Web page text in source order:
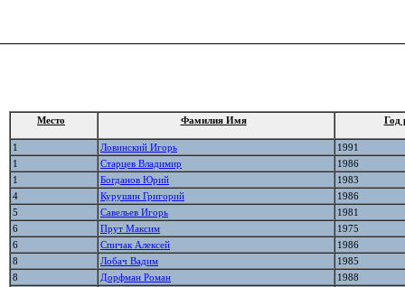
Место Фамилия Имя Год
1 Ловинский Игорь
1991
1
Старцев Владимир
1986
1
Богданов Юрий
1983
4
Курушин Григорий
1986
5
Савельев Игорь
1981
6
Прут Максим
1975
6
Спичак Алексей
1986
8
Лобач Вадим
1985
8
Дорфман Роман
1988